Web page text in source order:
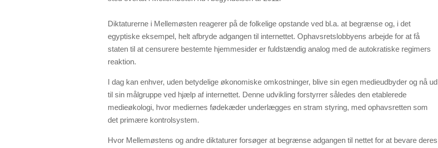
Diktaturerne i Mellemøsten reagerer på de folkelige opstande ved bl.a. at begrænse og, i det
egyptiske eksempel, helt afbryde adgangen til internettet. Ophavsretslobbyens arbejde for at få
staten til at censurere bestemte hjemmesider er fuldstændig analog med de autokratiske regimers
reaktion.
I dag kan enhver, uden betydelige økonomiske omkostninger, blive sin egen medieudbyder og nå ud
til sin målgruppe ved hjælp af internettet. Denne udvikling forstyrrer således den etablerede
medieøkologi, hvor mediernes fødekæder underlægges en stram styring, med ophavsretten som
det primære kontrolsystem.
Hvor Mellemøstens og andre diktaturer forsøger at begrænse adgangen til nettet for at bevare deres